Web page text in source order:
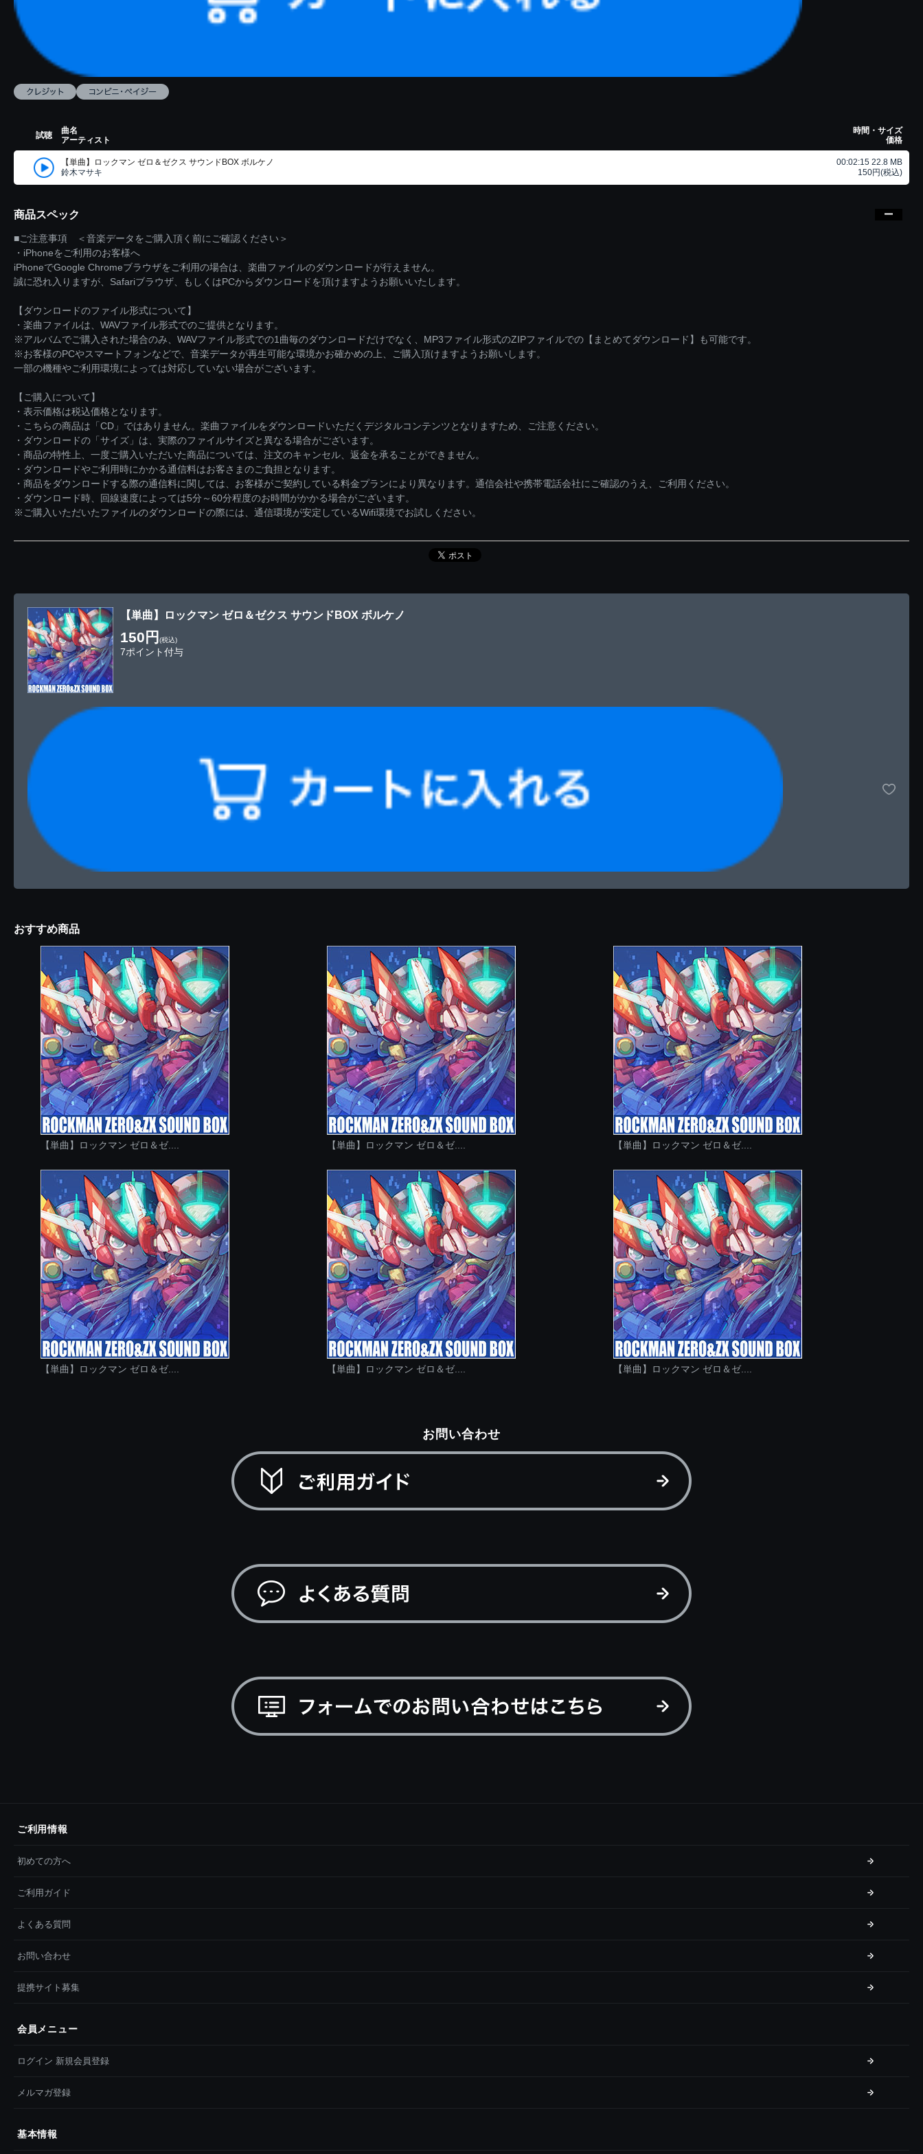
試聴
曲名
アーティスト
時間・サイズ
価格
【単曲】ロックマン ゼロ＆ゼクス サウンドBOX ボルケノ
鈴木マサキ
00:02:15 22.8 MB
150円(税込)
商品スペック
■ご注意事項 ＜音楽データをご購入頂く前にご確認ください＞
・iPhoneをご利用のお客様へ
iPhoneでGoogle Chromeブラウザをご利用の場合は、楽曲ファイルのダウンロードが行えません。
誠に恐れ入りますが、Safariブラウザ、もしくはPCからダウンロードを頂けますようお願いいたします。
【ダウンロードのファイル形式について】
・楽曲ファイルは、WAVファイル形式でのご提供となります。
※アルバムでご購入された場合のみ、WAVファイル形式での1曲毎のダウンロードだけでなく、MP3ファイル形式のZIPファイルでの【まとめてダウンロード】も可能です。
※お客様のPCやスマートフォンなどで、音楽データが再生可能な環境かお確かめの上、ご購入頂けますようお願いします。
一部の機種やご利用環境によっては対応していない場合がございます。
【ご購入について】
・表示価格は税込価格となります。
・こちらの商品は「CD」ではありません。楽曲ファイルをダウンロードいただくデジタルコンテンツとなりますため、ご注意ください。
・ダウンロードの「サイズ」は、実際のファイルサイズと異なる場合がございます。
・商品の特性上、一度ご購入いただいた商品については、注文のキャンセル、返金を承ることができません。
・ダウンロードやご利用時にかかる通信料はお客さまのご負担となります。
・商品をダウンロードする際の通信料に関しては、お客様がご契約している料金プランにより異なります。通信会社や携帯電話会社にご確認のうえ、ご利用ください。
・ダウンロード時、回線速度によっては5分～60分程度のお時間がかかる場合がございます。
※ご購入いただいたファイルのダウンロードの際には、通信環境が安定しているWifi環境でお試しください。
【単曲】ロックマン ゼロ＆ゼクス サウンドBOX ボルケノ
150円 (税込)
7ポイント付与
おすすめ商品
【単曲】ロックマン ゼロ＆ゼ.... 【単曲】ロックマン ゼロ＆ゼ.... 【単曲】ロックマン ゼロ＆ゼ....
【単曲】ロックマン ゼロ＆ゼ.... 【単曲】ロックマン ゼロ＆ゼ.... 【単曲】ロックマン ゼロ＆ゼ....
お問い合わせ
ご利用情報
初めての方へ
ご利用ガイド
よくある質問
お問い合わせ
提携サイト募集
会員メニュー
ログイン 新規会員登録
メルマガ登録
基本情報